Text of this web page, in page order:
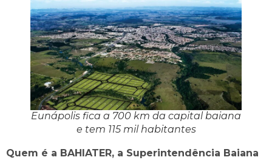
Eunápolis fica a 700 km da capital baiana
e tem 115 mil habitantes
Quem é a BAHIATER, a Superintendência Baiana